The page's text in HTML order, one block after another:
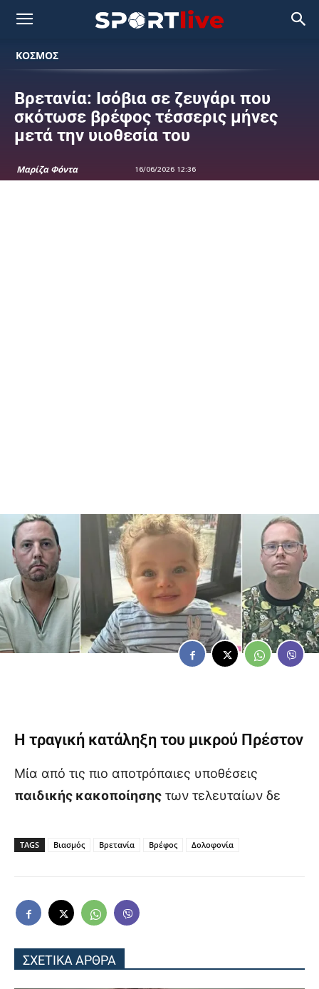
ΚΟΣΜΟΣ
Βρετανία: Ισόβια σε ζευγάρι που
σκότωσε βρέφος τέσσερις μήνες
μετά την υιοθεσία του
Μαρίζα Φόντα 16/06/2026 12:36
Η τραγική κατάληξη του μικρού Πρέστον
Μία από τις πιο αποτρόπαιες υποθέσεις
παιδικής κακοποίησης των τελευταίων δε
TAGS Βιασμός Βρετανία Βρέφος Δολοφονία
ΣΧΕΤΙΚΑ ΑΡΘΡΑ